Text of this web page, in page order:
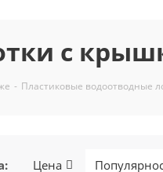
с
- Пластиковые водоотводные
: Цена